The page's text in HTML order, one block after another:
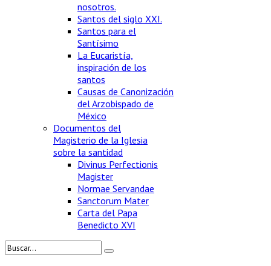
nosotros.
Santos del siglo XXI.
Santos para el
Santísimo
La Eucaristía,
inspiración de los
santos
Causas de Canonización
del Arzobispado de
México
Documentos del
Magisterio de la Iglesia
sobre la santidad
Divinus Perfectionis
Magister
Normae Servandae
Sanctorum Mater
Carta del Papa
Benedicto XVI